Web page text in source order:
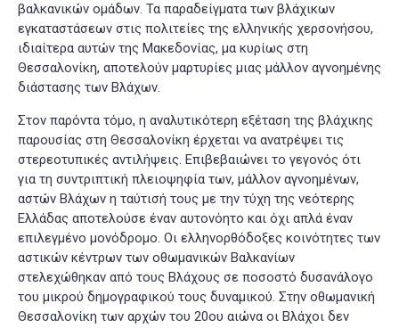
βαλκανικών ομάδων. Τα παραδείγματα των βλάχικων
εγκαταστάσεων στις πολιτείες της ελληνικής χερσονήσου,
ιδιαίτερα αυτών της Μακεδονίας, μα κυρίως στη
Θεσσαλονίκη, αποτελούν μαρτυρίες μιας μάλλον αγνοημένης
διάστασης των Βλάχων.
Στον παρόντα τόμο, η αναλυτικότερη εξέταση της βλάχικης
παρουσίας στη Θεσσαλονίκη έρχεται να ανατρέψει τις
στερεοτυπικές αντιλήψεις. Επιβεβαιώνει το γεγονός ότι
για τη συντριπτική πλειοψηφία των, μάλλον αγνοημένων,
αστών Βλάχων η ταύτισή τους με την τύχη της νεότερης
Ελλάδας αποτελούσε έναν αυτονόητο και όχι απλά έναν
επιλεγμένο μονόδρομο. Οι ελληνορθόδοξες κοινότητες των
αστικών κέντρων των οθωμανικών Βαλκανίων
στελεχώθηκαν από τους Βλάχους σε ποσοστό δυσανάλογο
του μικρού δημογραφικού τους δυναμικού. Στην οθωμανική
Θεσσαλονίκη των αρχών του 20ου αιώνα οι Βλάχοι δεν